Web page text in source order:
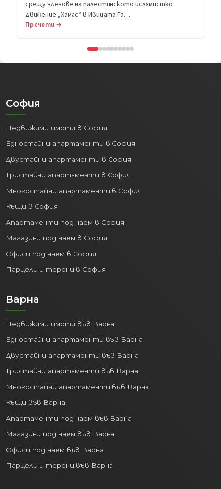
Прочети →
София
Недвижими имоти в София
Едностайни апартаменти в София
Двустайни апартаменти в София
Тристайни апартаменти в София
Многостайни апартаменти в София
Къщи в София
Апартаменти под наем в София
Магазини под наем в София
Офиси под наем в София
Парцели и терени в София
Варна
Недвижими имоти във Варна
Едностайни апартаменти във Варна
Двустайни апартаменти във Варна
Тристайни апартаменти във Варна
Многостайни апартаменти във Варна
Къщи във Варна
Апартаменти под наем във Варна
Магазини под наем във Варна
Офиси под наем във Варна
Парцели и терени във Варна